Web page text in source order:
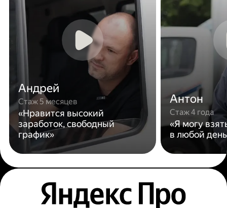
Андрей
Стаж 5 месяцев
«Нравится высокий
заработок, свободный
график»
Антон
Стаж 4 года
«Я могу
в любой